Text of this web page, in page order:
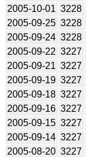
2005-10-01 3228
2005-09-25 3228
2005-09-24 3228
2005-09-22 3227
2005-09-21 3227
2005-09-19 3227
2005-09-18 3227
2005-09-16 3227
2005-09-15 3227
2005-09-14 3227
2005-08-20 3227